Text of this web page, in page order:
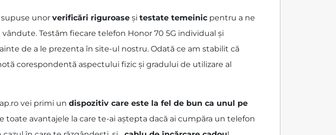
unor verificări riguroase și testate temeinic pentru a ne
Testăm fiecare telefon Honor 70 5G individual și
de a le prezenta în site-ul nostru. Odată ce am stabilit că
corespondentă aspectului fizic și gradului de utilizare al
vei primi un dispozitiv care este la fel de bun ca unul pe
toate avantajele la care te-ai aștepta dacă ai cumpăra un telefon